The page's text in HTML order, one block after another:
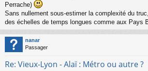
a
g
e
n
o
n
l
Perrache)
Sans nullement sous-estimer la complexité du
des échelles de temps longues comme aux Pays
nanar
Passager
Re: Vieux-Lyon - Alaï : Métro ou autre ?